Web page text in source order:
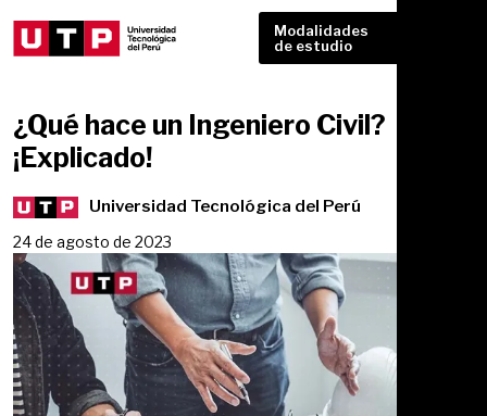
Modalidades
de estudio
¿Qué hace un Ingeniero Civil?
¡Explicado!
Universidad Tecnológica del Perú
24 de agosto de 2023